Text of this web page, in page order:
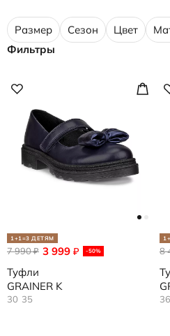
Размер Сезон Цвет
Фильтры
1+1=3 ДЕТЯМ
3 999 ₽ -50%
7 990₽
Туфли
GRAINER K
30 35
8
36